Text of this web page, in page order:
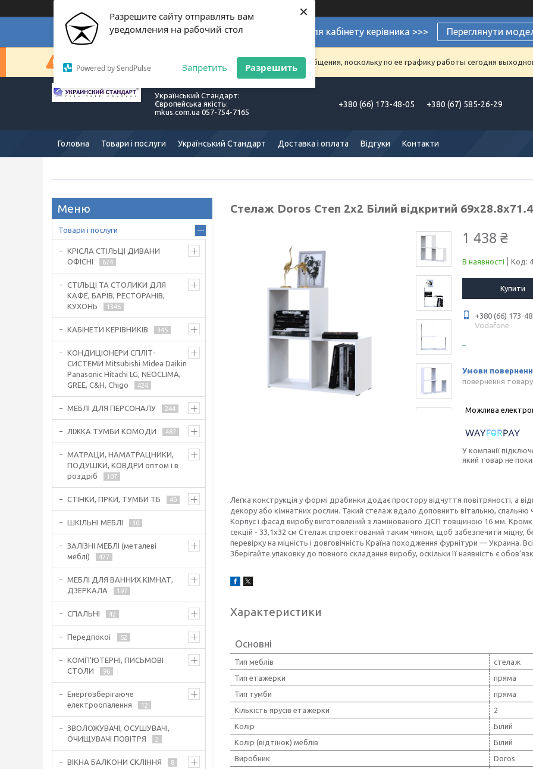
Разрешите сайту отправлять вам
уведомления на рабочий стол
Powered by SendPulse Запретить Разрешить
×
Супермеблі для кабінету керівника >>> Переглянути
Сейчас компания не может быстро обрабатывать заказы и сообщения, поскольку по ее графику работы сегодня
Український Стандарт:
Європейська якість:
mkus.com.ua 057-754-7165
+380 (66) 173-48-05 +380 (67) 585-26-29
Головна Товари і послуги Український Стандарт Доставка і оплата Відгуки Контакти
Стелаж Doros Степ 2х2 Білий відкритий
1 438 ₴
В наявності Код:
Купити
+380 (66) 173-
Vodafone
повернення
У компанії
який товар не
Легка конструкція у формі драбинки додає простору відчуття повітряності, а
декору або кімнатних рослин. Такий стелаж вдало доповнить вітальню, спальню
Корпус і фасад виробу виготовлений з ламінованого ДСП товщиною 16 мм.
секцій - 33,1х32 см Стелаж спроектований таким чином, щоб забезпечити міцну,
перевірку на міцність і довговічність Країна походження фурнітури — Украина.
Зберігайте упаковку до повного складання виробу, оскільки її наявність є
Характеристики
Основні
Тип меблів
стелаж
Тип етажерки
пряма
Тип тумби
пряма
Кількість ярусів етажерки
2
Колір
Білий
Колір (відтінок) меблів
Білий
Виробник
Doros
Товари і послуги
КРІСЛА СТІЛЬЦІ ДИВАНИ
ОФІСНІ
674
СТІЛЬЦІ ТА СТОЛИКИ ДЛЯ
КАФЕ, БАРІВ, РЕСТОРАНІВ,
КУХОНЬ
1346
КАБІНЕТИ КЕРІВНИКІВ 345
КОНДИЦІОНЕРИ СПЛІТ-
СИСТЕМИ Mitsubishi Midea Daikin
Panasonic Hitachi LG, NEOCLIMA,
GREE, C&H, Chigo
424
МЕБЛІ ДЛЯ ПЕРСОНАЛУ 244
ЛІЖКА ТУМБИ КОМОДИ 487
МАТРАЦИ, НАМАТРАЦНИКИ,
ПОДУШКИ, КОВДРИ оптом і в
роздріб
107
СТІНКИ, ГІРКИ, ТУМБИ ТБ 40
ШКІЛЬНІ МЕБЛІ 30
ЗАЛІЗНІ МЕБЛІ (металеві
меблі)
427
МЕБЛІ ДЛЯ ВАННИХ КІМНАТ,
ДЗЕРКАЛА
197
СПАЛЬНІ 42
Передпокої 52
КОМП'ЮТЕРНІ, ПИСЬМОВІ
СТОЛИ
96
Енергозберігаюче
електроопалення
12
ЗВОЛОЖУВАЧІ, ОСУШУВАЧІ,
ОЧИЩУВАЧІ ПОВІТРЯ
2
ВІКНА БАЛКОНИ СКЛІННЯ 8